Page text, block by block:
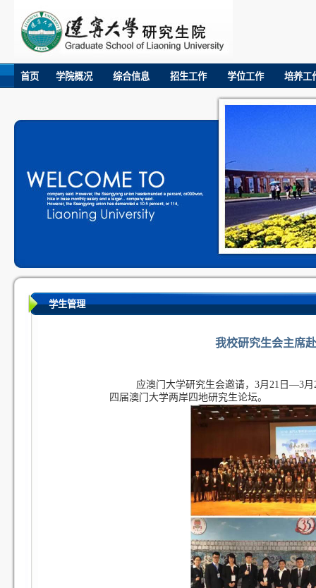
首页 学院概况 综合信息 招生工作 学位工作 培养工
学生管理
我校研究生会主席
应澳门大学研究生会邀请，3月21日—3
四届澳门大学两岸四地研究生论坛。